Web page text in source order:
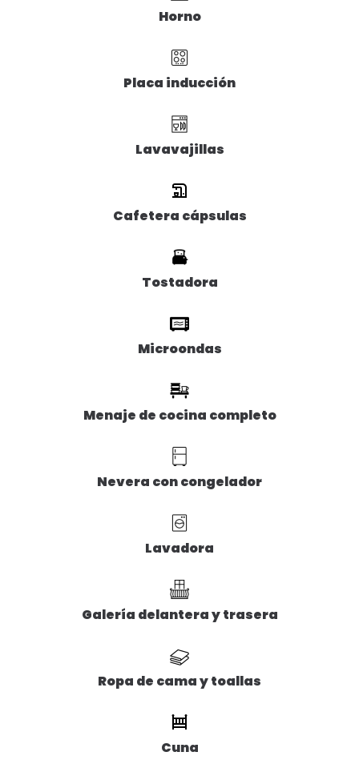
Horno
Placa inducción
Lavavajillas
Cafetera cápsulas
Tostadora
Microondas
Menaje de cocina completo
Nevera con congelador
Lavadora
Galería delantera y trasera
Ropa de cama y toallas
Cuna